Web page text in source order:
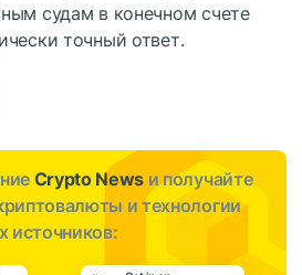
судам в конечном счете
точный ответ.
Crypto News и получайте
и технологии
источников: